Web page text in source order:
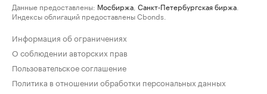
Данные предоставлены: Мосбиржа Санкт-Петербургская биржа
Индексы облигаций предоставлены Cbonds.
Информация об ограничениях
О соблюдении авторских прав
Пользовательское соглашение
Политика в отношении обработки персональных данных